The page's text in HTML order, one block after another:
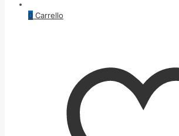
0 Carrello